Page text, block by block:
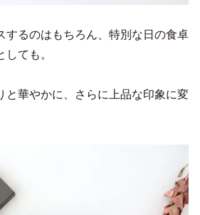
するのはもちろん、特別な日の食卓
ても。
と華やかに、さらに上品な印象に変